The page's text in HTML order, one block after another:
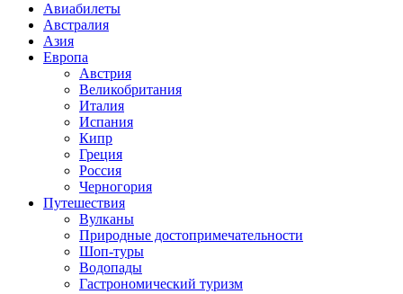
Авиабилеты
Австралия
Азия
Европа
Австрия
Великобритания
Италия
Испания
Кипр
Греция
Россия
Черногория
Путешествия
Вулканы
Природные достопримечательности
Шоп-туры
Водопады
Гастрономический туризм